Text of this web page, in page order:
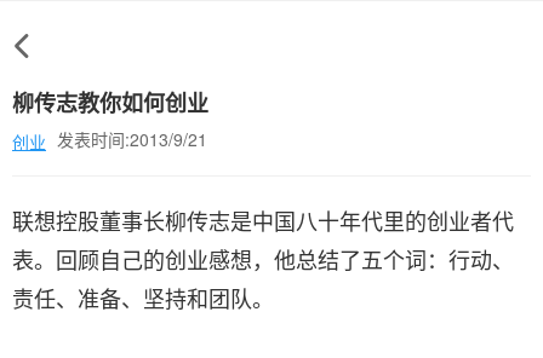
柳传志教你如何创业
创业 发表时间:2013/9/21
联想控股董事长柳传志是中国八十年代里的创业者代
表。回顾自己的创业感想，他总结了五个词：行动、
责任、准备、坚持和团队。